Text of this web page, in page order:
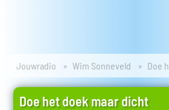
Jouwradio Wim Sonneveld Doe
Doe het doek maar dicht